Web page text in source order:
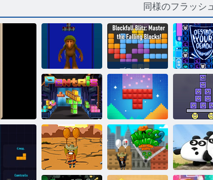
同様のフラッシ
BRR BRR
PATAPIMブロ
ックパズル
ブロックフォ
ールブリッ
ツ：落下ブロ
ックをマスタ
ーしてくださ
い！
あなたの
を破壊し
ペントリス 砂の爆発
スーパー
ッカー2